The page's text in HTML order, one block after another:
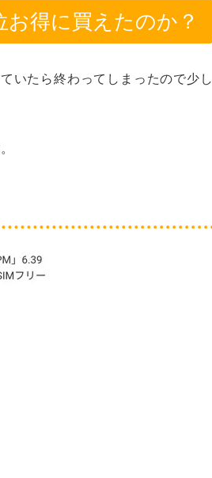
得に買えたのか？
いたら終わってしまったので少し